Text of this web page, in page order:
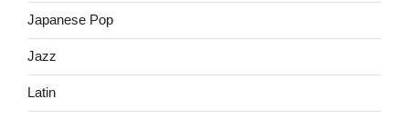
Japanese Pop
Jazz
Latin